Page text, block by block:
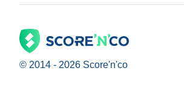
© 2014 - 2026 Score'n'co